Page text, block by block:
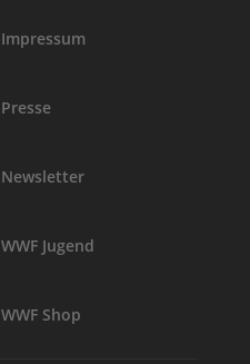
Impressum
Presse
Newsletter
WWF Jugend
WWF Shop